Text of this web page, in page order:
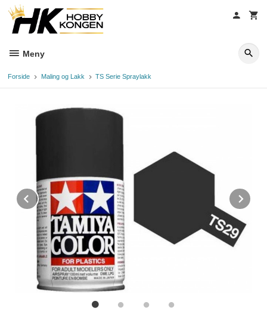
innholdet
Meny
Forside Maling og Lakk TS Serie Spraylakk
Prev